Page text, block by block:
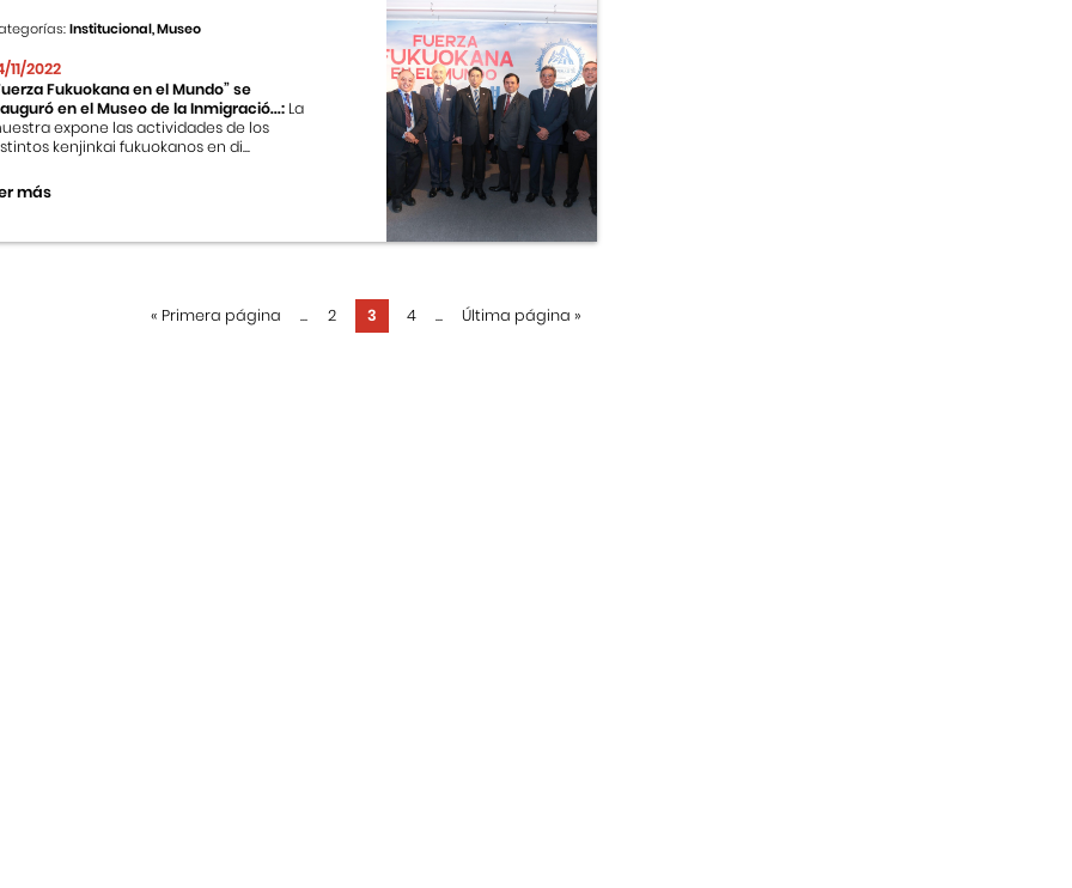
Institucional, Museo
11/2022
Fukuokana en el Mundo” se
en el Museo de la Inmigració...: La
expone las actividades de los
kenjinkai fukuokanos en di...
más
« Primera página ... 2 3 4 ... Última página »